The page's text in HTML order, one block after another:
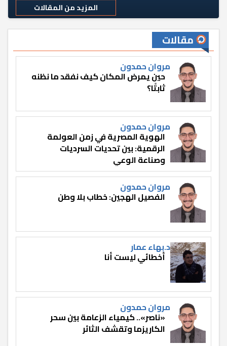
المزيد من المقالات
مقالات
مروان حمدون
حين يمرض المكان كيف نفقد ما نظنه
ثابتًا؟
مروان حمدون
الهوية المصرية في زمن العولمة
الرقمية: بين تحديات السرديات
وصناعة الوعي
مروان حمدون
الفصيل الهجين: خطاب بلا وطن
د.بهاء عمار
أخطائي ليست أنا
مروان حمدون
«ناصر».. كيمياء الزعامة بين سحر
الكاريزما وتقشف الثائر